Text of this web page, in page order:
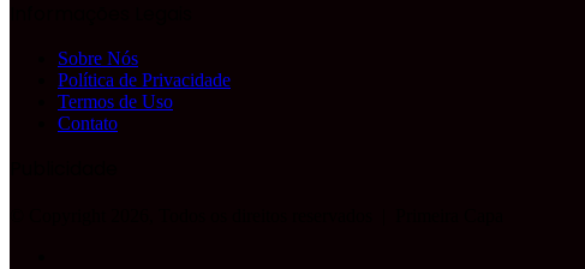
Sobre Nós
Política de Privacidade
Termos de Uso
Contato